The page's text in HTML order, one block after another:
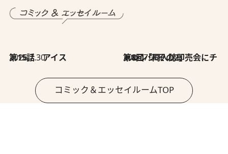
2026.7.30
第15話 アイス 2026.7.30
第8回「同人誌即売会にチャレンジ その2」
コミック＆エッセイルームTOP